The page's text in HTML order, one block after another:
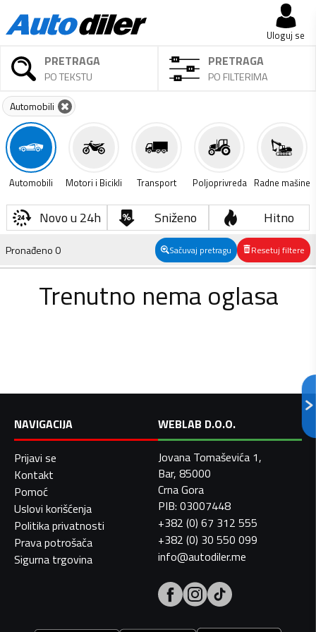
Uloguj se
PRETRAGA
PO TEKSTU
PRETRAGA
PO FILTERIMA
Automobili
Automobili Motori i Bicikli Transport Poljoprivreda Radne mašine
Novo u 24h Sniženo Hitno
Pronađeno0 Sačuvaj pretragu Resetuj filtere
Trenutno nema oglasa
NAVIGACIJA
Prijavi se
Kontakt
Pomoć
Uslovi korišćenja
Politika privatnosti
Prava potrošača
Sigurna trgovina
WEBLAB D.O.O.
Jovana Tomaševića 1,
Bar, 85000
Crna Gora
PIB: 03007448
+382 (0) 67 312 555
+382 (0) 30 550 099
info@autodiler.me